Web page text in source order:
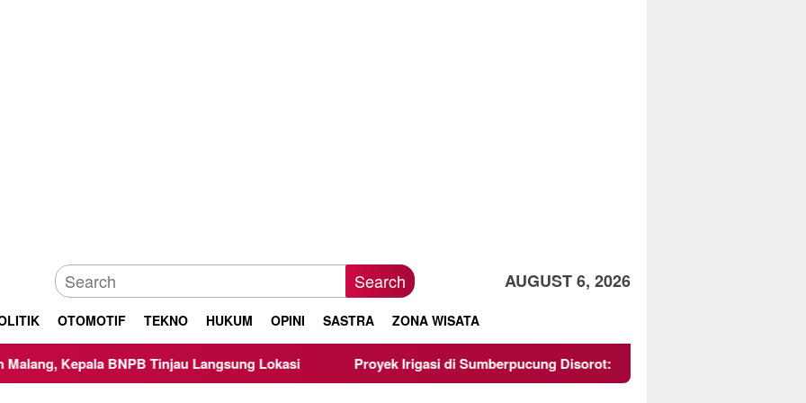
Search AUGUST 6, 2026
OTOMOTIF TEKNO HUKUM OPINI SASTRA ZONA WISATA
Tinjau Langsung Lokasi Proyek Irigasi di Sumberpucung Disorot: Dikerjakan Asal-Asalan, Minim Transparansi,